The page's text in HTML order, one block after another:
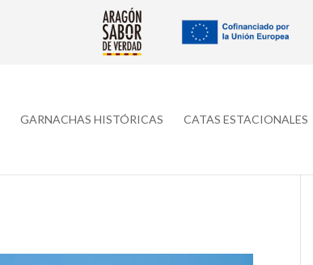
GARNACHAS HISTÓRICAS CATAS ESTACIONALES